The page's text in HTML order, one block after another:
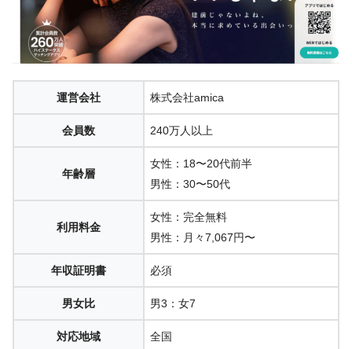
運営会社 株式会社amica
会員数 240万人以上
年齢層
女性：18〜20代前半
男性：30〜50代
利用料金
女性：完全無料
男性：月々7,067円〜
年収証明書 必須
男女比 男3：女7
対応地域 全国